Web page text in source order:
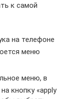
к самой
на телефоне
меню
меню, в
кнопку «apply